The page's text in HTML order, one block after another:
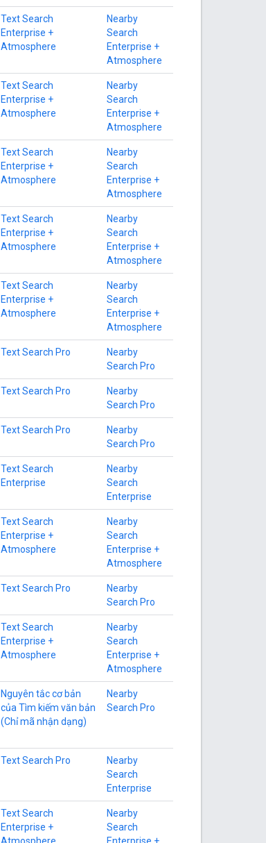
Text Search
Enterprise +
Atmosphere
Nearby
Search
Enterprise +
Atmosphere
Text Search
Enterprise +
Atmosphere
Nearby
Search
Enterprise +
Atmosphere
Text Search
Enterprise +
Atmosphere
Nearby
Search
Enterprise +
Atmosphere
Text Search
Enterprise +
Atmosphere
Nearby
Search
Enterprise +
Atmosphere
Text Search
Enterprise +
Atmosphere
Nearby
Search
Enterprise +
Atmosphere
Text Search Pro
Nearby
Search Pro
Text Search Pro
Nearby
Search Pro
Text Search Pro
Nearby
Search Pro
Text Search
Enterprise
Nearby
Search
Enterprise
Text Search
Enterprise +
Atmosphere
Nearby
Search
Enterprise +
Atmosphere
Text Search Pro
Nearby
Search Pro
Text Search
Enterprise +
Atmosphere
Nearby
Search
Enterprise +
Atmosphere
Nguyên tắc cơ bản
của Tìm kiếm văn bản
(Chỉ mã nhận dạng)
Nearby
Search Pro
Text Search Pro
Nearby
Search
Enterprise
Text Search
Enterprise +
Nearby
Search